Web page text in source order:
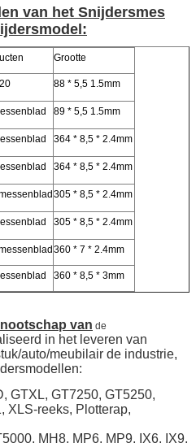
van het Snijdersmes
Grootte
88 * 5,5 1.5mm
89 * 5,5 1.5mm
364 * 8,5 * 2.4mm
364 * 8,5 * 2.4mm
305 * 8,5 * 2.4mm
305 * 8,5 * 2.4mm
360 * 7 * 2.4mm
360 * 8,5 * 3mm
van de
in het leveren van
auto/meubilair de industrie,
GTXL, GT7250, GT5250,
XLS-reeks, Plotterap,
MH8, MP6, MP9, IX6, IX9,